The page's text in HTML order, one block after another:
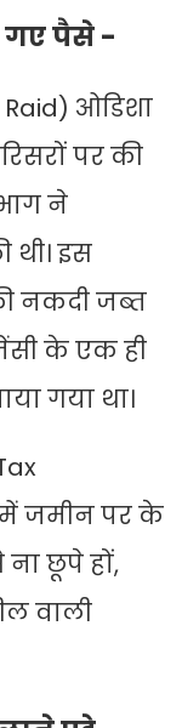
गए पैसे -
ओडिशा
पर की
ने
थी। इस
नकदी जब्त
के एक ही
गया था।
में जमीन पर के
छूपे हों,
वाली